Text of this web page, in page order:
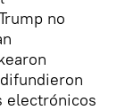
no
electrónicos